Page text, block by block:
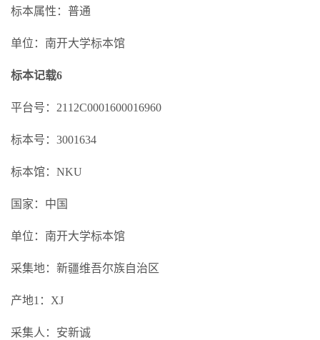
标本属性：普通
单位：南开大学标本馆
标本记载6
平台号：2112C0001600016960
标本号：3001634
标本馆：NKU
国家：中国
单位：南开大学标本馆
采集地：新疆维吾尔族自治区
产地1：XJ
采集人：安新诚